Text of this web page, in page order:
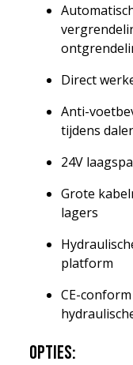
Direct
Anti-
tijdens
24V
Grote
lagers
platform
CE-
Opties: